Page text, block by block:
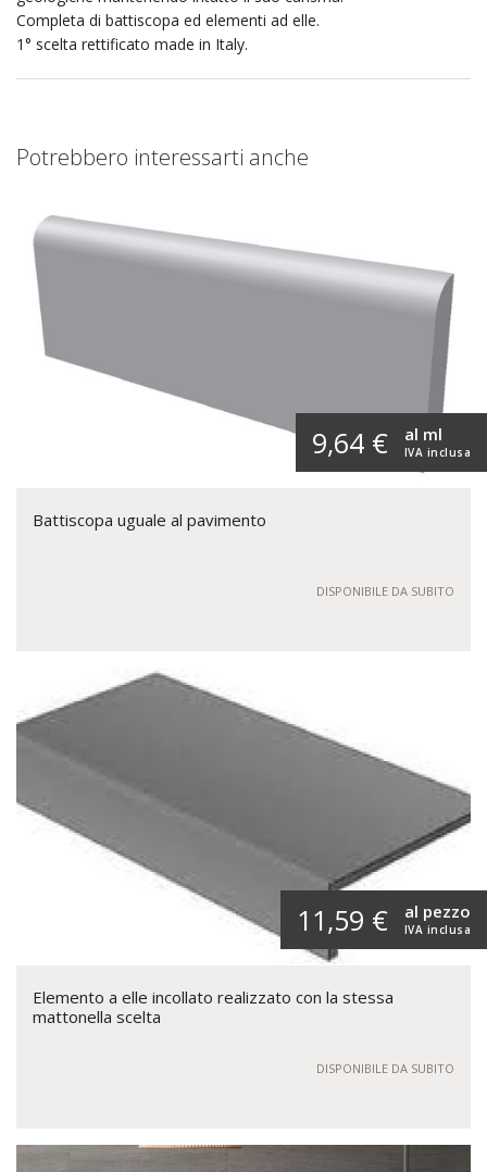
Completa di battiscopa ed elementi ad elle.
1° scelta rettificato made in Italy.
Potrebbero interessarti anche
9,64 € IVA inclusa
al ml
Battiscopa uguale al pavimento
DISPONIBILE DA SUBITO
11,59 € IVA inclusa
al pezzo
Elemento a elle incollato realizzato con la stessa
mattonella scelta
DISPONIBILE DA SUBITO